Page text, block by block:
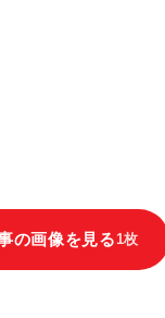
の画像を見る 1枚